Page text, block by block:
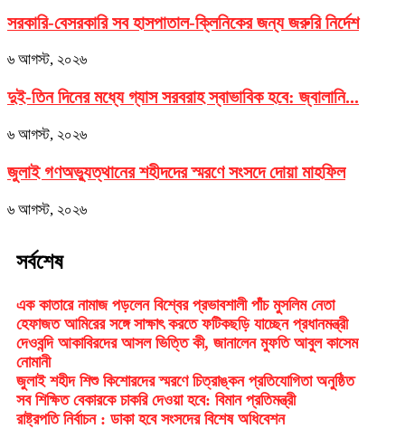
সরকারি-বেসরকারি সব হাসপাতাল-ক্লিনিকের জন্য জরুরি নির্দেশ
৬ আগস্ট, ২০২৬
দুই-তিন দিনের মধ্যে গ্যাস সরবরাহ স্বাভাবিক হবে: জ্বালানি...
৬ আগস্ট, ২০২৬
জুলাই গণঅভ্যুত্থানের শহীদদের স্মরণে সংসদে দোয়া মাহফিল
৬ আগস্ট, ২০২৬
সর্বশেষ
এক কাতারে নামাজ পড়লেন বিশ্বের প্রভাবশালী পাঁচ মুসলিম নেতা
হেফাজত আমিরের সঙ্গে সাক্ষাৎ করতে ফটিকছড়ি যাচ্ছেন প্রধানমন্ত্রী
দেওবন্দি আকাবিরদের আসল ভিত্তি কী, জানালেন মুফতি আবুল কাসেম
নোমানী
জুলাই শহীদ শিশু কিশোরদের স্মরণে চিত্রাঙ্কন প্রতিযোগিতা অনুষ্ঠিত
সব শিক্ষিত বেকারকে চাকরি দেওয়া হবে: বিমান প্রতিমন্ত্রী
রাষ্ট্রপতি নির্বাচন : ডাকা হবে সংসদের বিশেষ অধিবেশন